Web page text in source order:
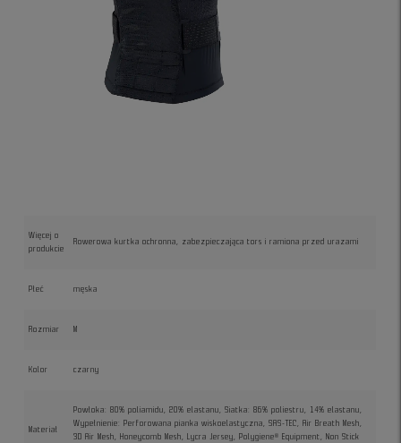
Więcej o
produkcie
Rowerowa kurtka ochronna, zabezpieczająca tors i ramiona przed urazami
Płeć męska
Rozmiar M
Kolor czarny
Materiał
Powłoka: 80% poliamidu, 20% elastanu, Siatka: 86% poliestru, 14% elastanu,
Wypełnienie: Perforowana pianka wiskoelastyczna, SAS-TEC, Air Breath Mesh,
3D Air Mesh, Honeycomb Mesh, Lycra Jersey, Polygiene® Equipment, Non Stick